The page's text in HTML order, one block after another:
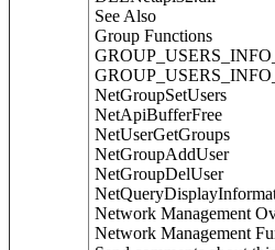
See Also
Group Functions
NetGroupSetUsers
NetApiBufferFree
NetUserGetGroups
NetGroupAddUser
NetGroupDelUser
Network Management
Network Management